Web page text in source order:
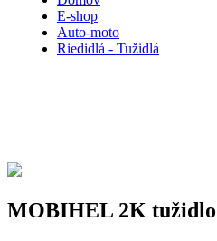
E-shop
Auto-moto
Riedidlá - Tužidlá
MOBIHEL 2K tužidlo